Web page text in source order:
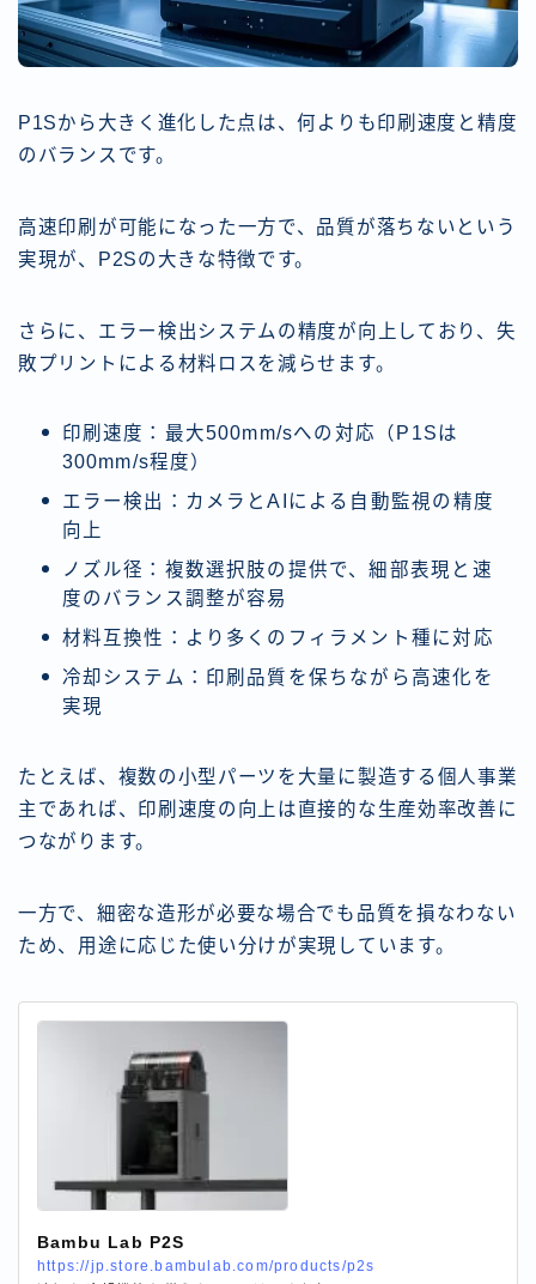
P1Sから大きく進化した点は、何よりも印刷速度と精度
のバランスです。
高速印刷が可能になった一方で、品質が落ちないという
実現が、P2Sの大きな特徴です。
さらに、エラー検出システムの精度が向上しており、失
敗プリントによる材料ロスを減らせます。
印刷速度：最大500mm/sへの対応（P1Sは
300mm/s程度）
エラー検出：カメラとAIによる自動監視の精度
向上
ノズル径：複数選択肢の提供で、細部表現と速
度のバランス調整が容易
材料互換性：より多くのフィラメント種に対応
冷却システム：印刷品質を保ちながら高速化を
実現
たとえば、複数の小型パーツを大量に製造する個人事業
主であれば、印刷速度の向上は直接的な生産効率改善に
つながります。
一方で、細密な造形が必要な場合でも品質を損なわない
ため、用途に応じた使い分けが実現しています。
Bambu Lab P2S
https://jp.store.bambulab.com/products/p2s